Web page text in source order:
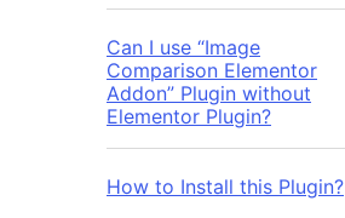
Can I use “Image
Comparison Elementor
Addon” Plugin without
Elementor Plugin?
How to Install this Plugin?